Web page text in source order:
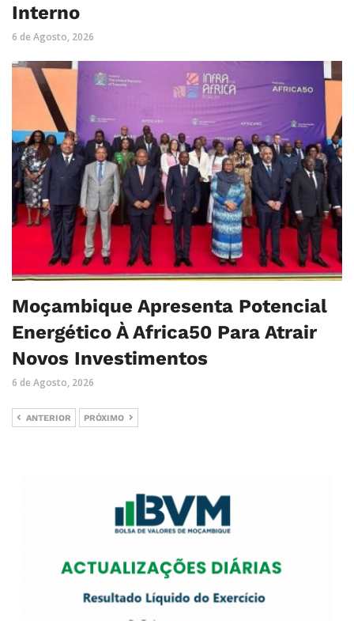
Interno
6 de Agosto, 2026
Moçambique Apresenta Potencial
Energético À Africa50 Para Atrair
Novos Investimentos
6 de Agosto, 2026
ANTERIOR PRÓXIMO